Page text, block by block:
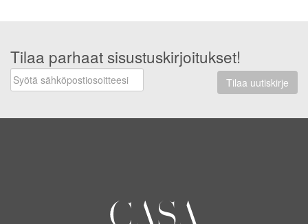
Tilaa parhaat sisustuskirjoitukset!
Tilaa uutiskirje